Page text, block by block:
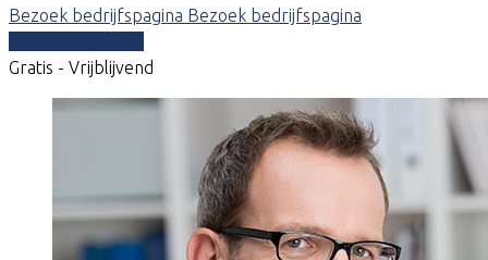
Bezoek bedrijfspagina Bezoek bedrijfspagina
Gratis - Vrijblijvend